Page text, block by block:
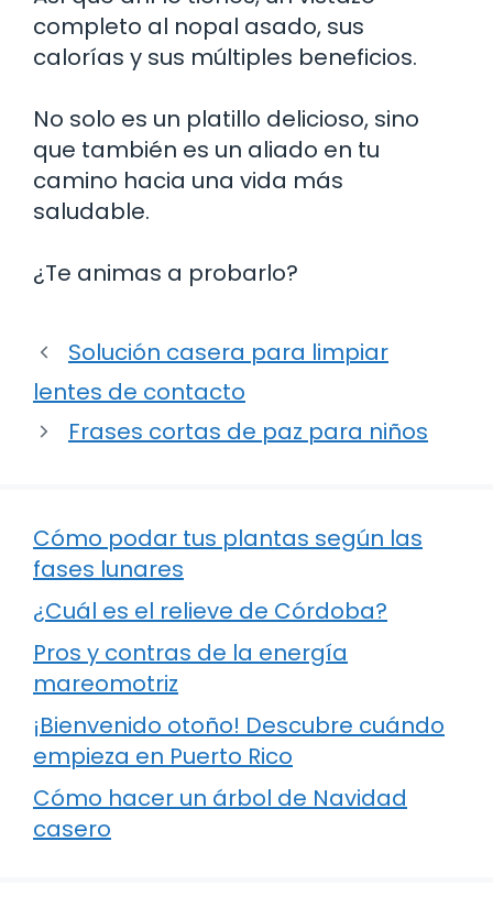
completo al nopal asado, sus
calorías y sus múltiples beneficios.
No solo es un platillo delicioso, sino
que también es un aliado en tu
camino hacia una vida más
saludable.
¿Te animas a probarlo?
Solución casera para limpiar
lentes de contacto
Frases cortas de paz para niños
Cómo podar tus plantas según las
fases lunares
¿Cuál es el relieve de Córdoba?
Pros y contras de la energía
mareomotriz
¡Bienvenido otoño! Descubre cuándo
empieza en Puerto Rico
Cómo hacer un árbol de Navidad
casero